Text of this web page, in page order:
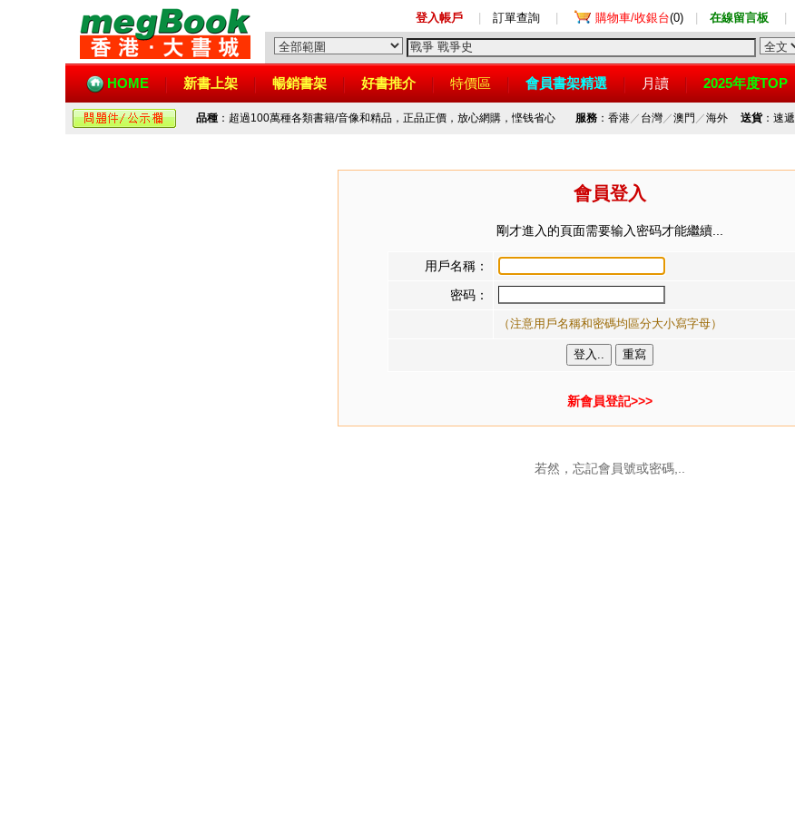
登入帳戶 訂單查詢 購物車/收銀台(0) 在線留言板
HOME 新書上架 暢銷書架 好書推介 特價區 會員書架精選 月讀 2025年度TOP
品種 ：超過100萬種各類書籍/音像和精品，正品正價，放心網購，悭钱省心 服務：香港／ 台灣／澳門 ／海外 送貨：速遞
會員登入
剛才進入的頁面需要输入密码才能繼續...
用戶名稱：
密码：
（注意用戶名稱和密碼均區分大小寫字母）
新會員登記>>>
若然，忘記會員號或密碼,..